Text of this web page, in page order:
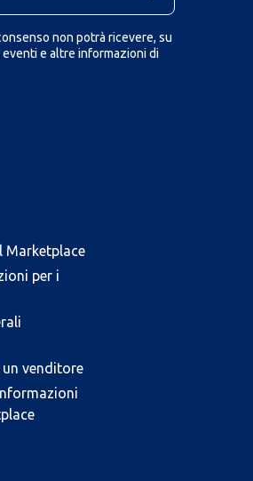
non potrà ricevere, su
e altre informazioni di
Marketplace
per i
un venditore